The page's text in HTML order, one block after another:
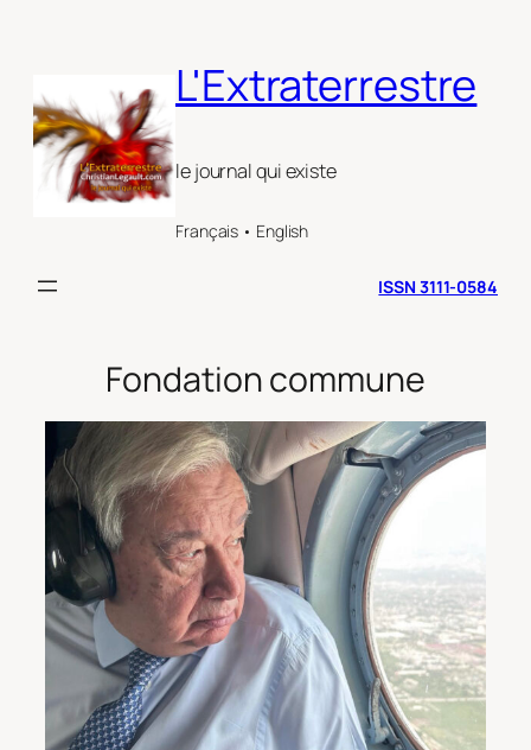
L'Extraterrestre
le journal qui existe
Français • English
ISSN 3111-0584
Fondation commune